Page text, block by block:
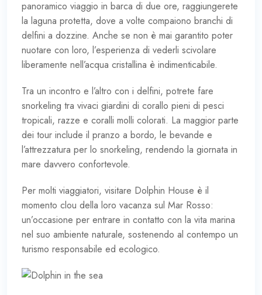
panoramico viaggio in barca di due ore, raggiungerete
la laguna protetta, dove a volte compaiono branchi di
delfini a dozzine. Anche se non è mai garantito poter
nuotare con loro, l’esperienza di vederli scivolare
liberamente nell’acqua cristallina è indimenticabile.
Tra un incontro e l’altro con i delfini, potrete fare
snorkeling tra vivaci giardini di corallo pieni di pesci
tropicali, razze e coralli molli colorati. La maggior parte
dei tour include il pranzo a bordo, le bevande e
l’attrezzatura per lo snorkeling, rendendo la giornata in
mare davvero confortevole.
Per molti viaggiatori, visitare Dolphin House è il
momento clou della loro vacanza sul Mar Rosso:
un’occasione per entrare in contatto con la vita marina
nel suo ambiente naturale, sostenendo al contempo un
turismo responsabile ed ecologico.